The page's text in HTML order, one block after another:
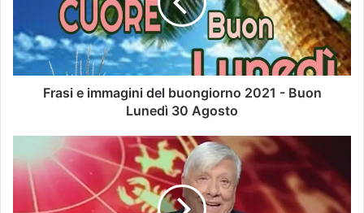
Frasi e immagini del buongiorno 2021 - Buon
Lunedì 30 Agosto